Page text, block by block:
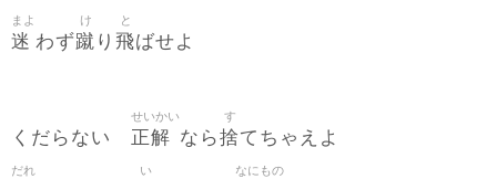
迷
まよ
わず蹴
け
り 飛
と
ばせよ
くだらない 正解
せいかい
なら捨
す
てちゃえよ
だれ い なにもの